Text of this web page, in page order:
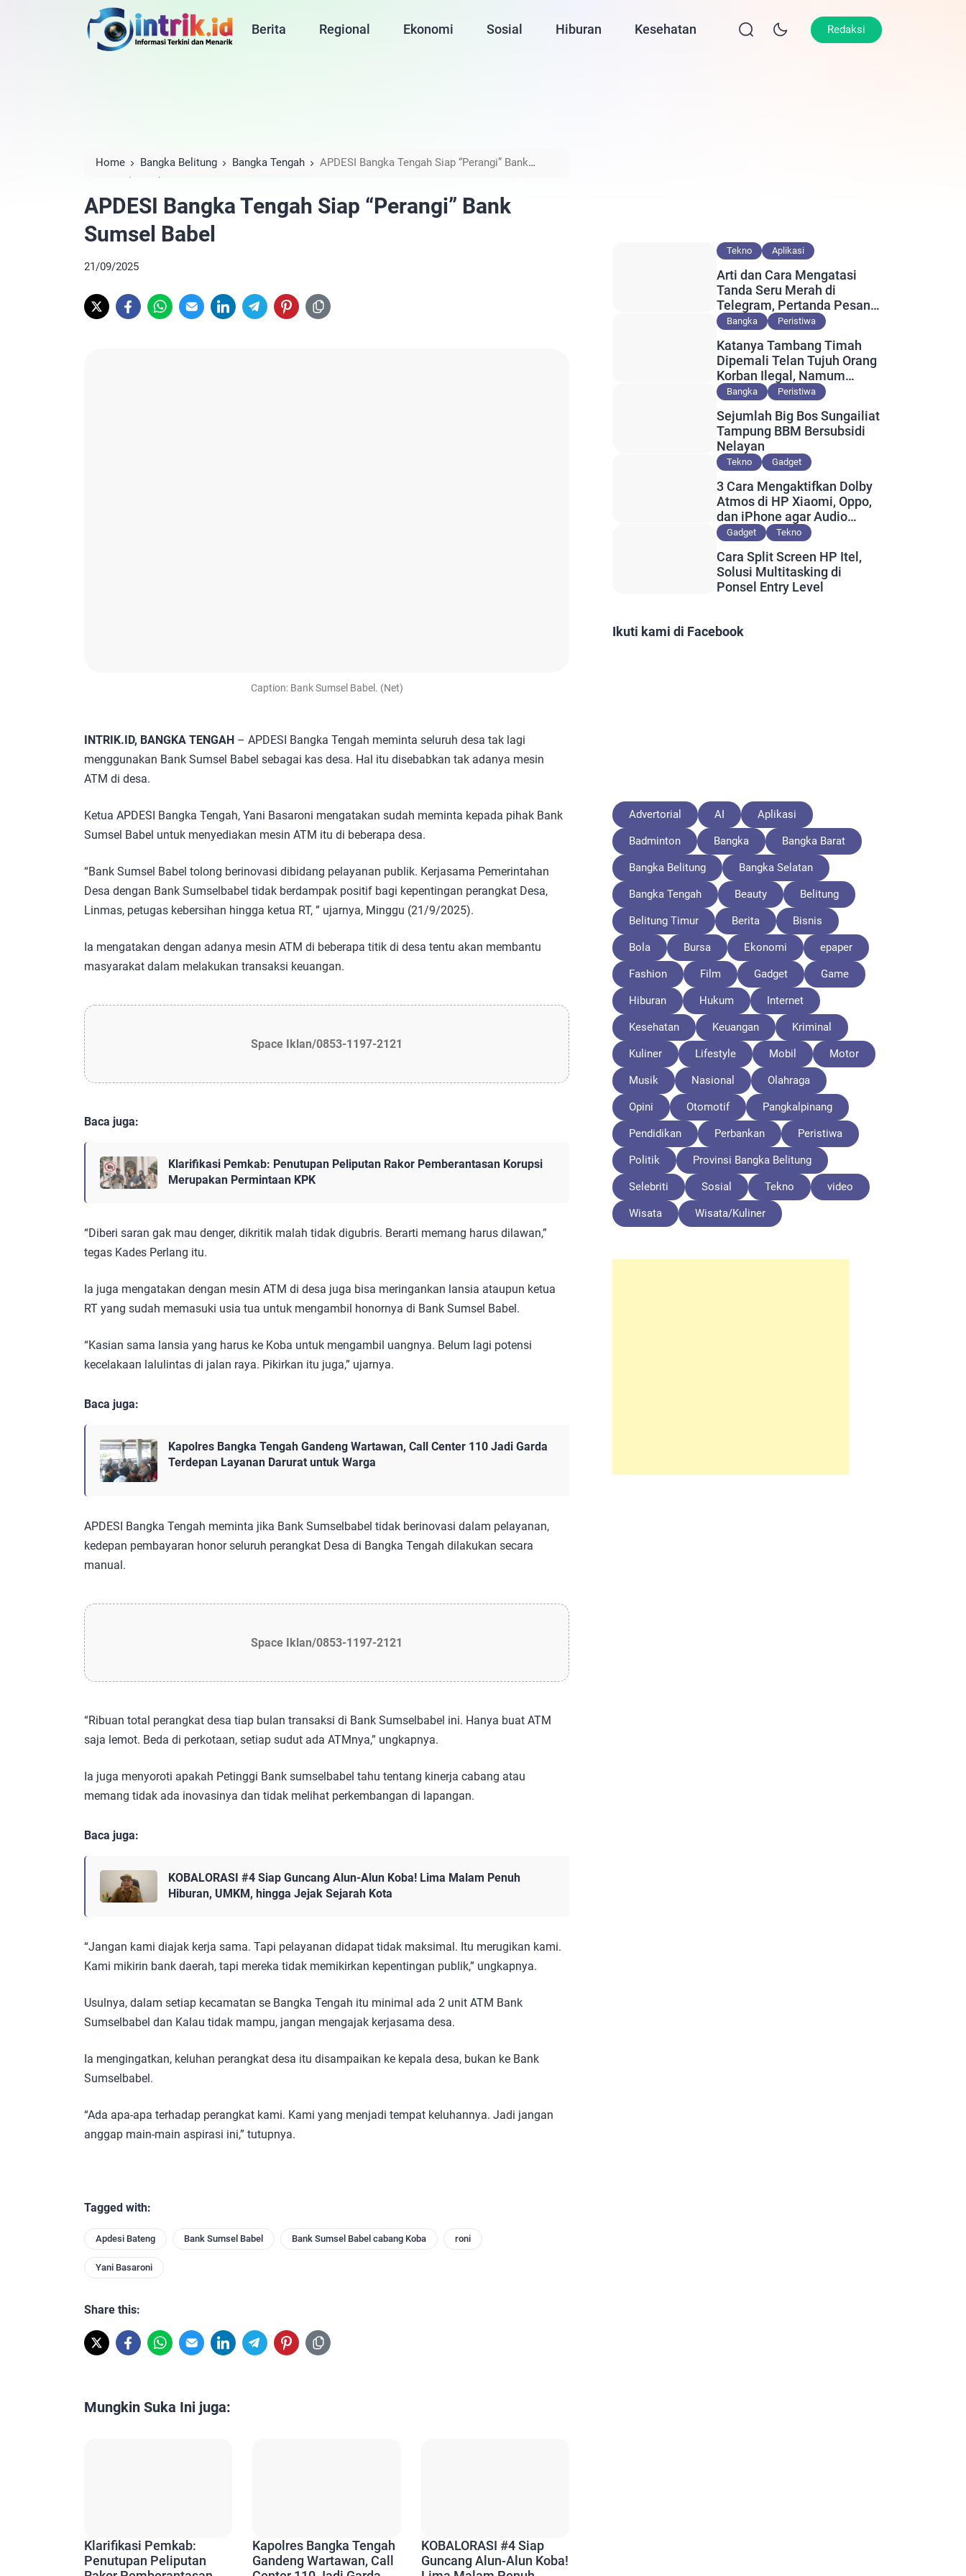
Berita Regional Ekonomi Sosial Hiburan Kesehatan Lifestyle Olahraga
Redaksi
Home Bangka Belitung Bangka Tengah
APDESI Bangka Tengah Siap “Perangi” Bank
Sumsel Babel
APDESI Bangka Tengah Siap “Perangi” Bank
Sumsel Babel
21/09/2025
Caption: Bank Sumsel Babel. (Net)
INTRIK.ID, BANGKA TENGAH – APDESI Bangka Tengah meminta seluruh desa tak lagi
menggunakan Bank Sumsel Babel sebagai kas desa. Hal itu disebabkan tak adanya mesin
ATM di desa.
Ketua APDESI Bangka Tengah, Yani Basaroni mengatakan sudah meminta kepada pihak Bank
Sumsel Babel untuk menyediakan mesin ATM itu di beberapa desa.
“Bank Sumsel Babel tolong berinovasi dibidang pelayanan publik. Kerjasama Pemerintahan
Desa dengan Bank Sumselbabel tidak berdampak positif bagi kepentingan perangkat Desa,
Linmas, petugas kebersihan hingga ketua RT, ” ujarnya, Minggu (21/9/2025).
Ia mengatakan dengan adanya mesin ATM di beberapa titik di desa tentu akan membantu
masyarakat dalam melakukan transaksi keuangan.
Space Iklan/0853-1197-2121
Baca juga:
Klarifikasi Pemkab: Penutupan Peliputan Rakor Pemberantasan Korupsi
Merupakan Permintaan KPK
“Diberi saran gak mau denger, dikritik malah tidak digubris. Berarti memang harus dilawan,”
tegas Kades Perlang itu.
Ia juga mengatakan dengan mesin ATM di desa juga bisa meringankan lansia ataupun ketua
RT yang sudah memasuki usia tua untuk mengambil honornya di Bank Sumsel Babel.
“Kasian sama lansia yang harus ke Koba untuk mengambil uangnya. Belum lagi potensi
kecelakaan lalulintas di jalan raya. Pikirkan itu juga,” ujarnya.
Baca juga:
Kapolres Bangka Tengah Gandeng Wartawan, Call Center 110 Jadi Garda
Terdepan Layanan Darurat untuk Warga
APDESI Bangka Tengah meminta jika Bank Sumselbabel tidak berinovasi dalam pelayanan,
kedepan pembayaran honor seluruh perangkat Desa di Bangka Tengah dilakukan secara
manual.
Space Iklan/0853-1197-2121
“Ribuan total perangkat desa tiap bulan transaksi di Bank Sumselbabel ini. Hanya buat ATM
saja lemot. Beda di perkotaan, setiap sudut ada ATMnya,” ungkapnya.
Ia juga menyoroti apakah Petinggi Bank sumselbabel tahu tentang kinerja cabang atau
memang tidak ada inovasinya dan tidak melihat perkembangan di lapangan.
Baca juga:
KOBALORASI #4 Siap Guncang Alun-Alun Koba! Lima Malam Penuh
Hiburan, UMKM, hingga Jejak Sejarah Kota
“Jangan kami diajak kerja sama. Tapi pelayanan didapat tidak maksimal. Itu merugikan kami.
Kami mikirin bank daerah, tapi mereka tidak memikirkan kepentingan publik,” ungkapnya.
Usulnya, dalam setiap kecamatan se Bangka Tengah itu minimal ada 2 unit ATM Bank
Sumselbabel dan Kalau tidak mampu, jangan mengajak kerjasama desa.
Ia mengingatkan, keluhan perangkat desa itu disampaikan ke kepala desa, bukan ke Bank
Sumselbabel.
“Ada apa-apa terhadap perangkat kami. Kami yang menjadi tempat keluhannya. Jadi jangan
anggap main-main aspirasi ini,” tutupnya.
Tagged with:
Apdesi Bateng Bank Sumsel Babel Bank Sumsel Babel cabang Koba roni
Yani Basaroni
Share this:
Mungkin Suka Ini juga:
Klarifikasi Pemkab:
Penutupan Peliputan
Kapolres Bangka Tengah
Gandeng Wartawan, Call
KOBALORASI #4 Siap
Guncang Alun-Alun Koba!
Tekno Aplikasi
Arti dan Cara Mengatasi
Tanda Seru Merah di
Telegram, Pertanda Pesan
Gagal Terkirim?
Bangka Peristiwa
Katanya Tambang Timah
Dipemali Telan Tujuh Orang
Korban Ilegal, Namum
Muncul Slip Pembayaran
Bangka Peristiwa
Sejumlah Big Bos Sungailiat
Tampung BBM Bersubsidi
Nelayan
Tekno Gadget
3 Cara Mengaktifkan Dolby
Atmos di HP Xiaomi, Oppo,
dan iPhone agar Audio
Lebih Maksimal
Gadget Tekno
Cara Split Screen HP Itel,
Solusi Multitasking di
Ponsel Entry Level
Ikuti kami di Facebook
Advertorial AI Aplikasi
Badminton Bangka Bangka Barat
Bangka Belitung Bangka Selatan
Bangka Tengah Beauty Belitung
Belitung Timur Berita Bisnis
Bola Bursa Ekonomi epaper
Fashion Film Gadget Game
Hiburan Hukum Internet
Kesehatan Keuangan Kriminal
Kuliner Lifestyle Mobil Motor
Musik Nasional Olahraga
Opini Otomotif Pangkalpinang
Pendidikan Perbankan Peristiwa
Politik Provinsi Bangka Belitung
Selebriti Sosial Tekno video
Wisata Wisata/Kuliner